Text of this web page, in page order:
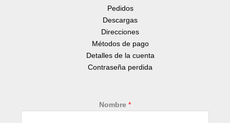
Pedidos
Descargas
Direcciones
Métodos de pago
Detalles de la cuenta
Contraseña perdida
Nombre *